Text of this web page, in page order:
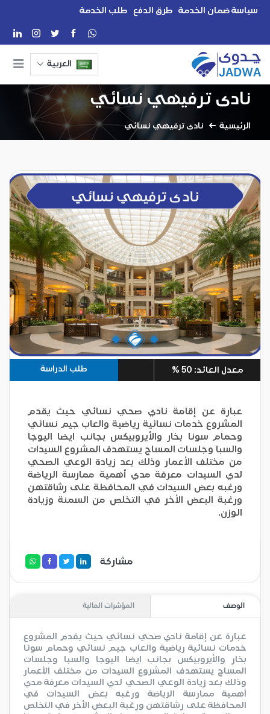
سياسة ضمان الخدمة طرق الدفع طلب الخدمة
العربية
نادى ترفيهي نسائي
الرئيسية نادى ترفيهي نسائي
معدل العائد: 50 % طلب الدراسة
عبارة عن إقامة نادي صحي نسائي حيث يقدم
المشروع خدمات نسائية رياضية والعاب جيم نسائي
وحمام سونا بخار والأيروبيكس بجانب ايضا اليوجا
والسبا وجلسات المساج يستهدف المشروع السيدات
من مختلف الأعمار وذلك بعد زيادة الوعي الصحي
لدي السيدات معرفة مدي أهمية ممارسة الرياضة
ورغبه بعض السيدات في المحافظة على رشاقتهن
ورغبة البعض الأخر في التخلص من السمنة وزيادة
الوزن.
مشاركة
الوصف المؤشرات المالية
عبارة عن إقامة نادي صحي نسائي حيث يقدم المشروع
خدمات نسائية رياضية والعاب جيم نسائي وحمام سونا
بخار والأيروبيكس بجانب ايضا اليوجا والسبا وجلسات
المساج يستهدف المشروع السيدات من مختلف الأعمار
وذلك بعد زيادة الوعي الصحي لدي السيدات معرفة مدي
أهمية ممارسة الرياضة ورغبه بعض السيدات في
المحافظة على رشاقتهن ورغبة البعض الأخر في التخلص